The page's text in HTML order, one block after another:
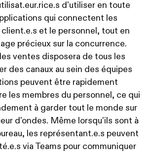
d'utiliser en toute
qui connectent les
et le personnel, tout en
précieux sur la concurrence.
ventes disposera de tous les
des canaux au sein des équipes
peuvent être rapidement
les membres du personnel, ce qui
à garder tout le monde sur
d'ondes. Même lorsqu'ils sont à
les représentant.e.s peuvent
via Teams pour communiquer